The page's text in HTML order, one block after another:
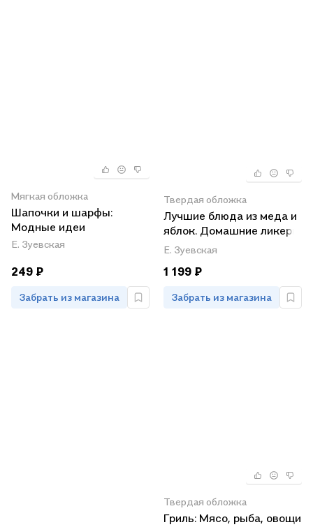
Мягкая обложка
Шапочки и шарфы:
Модные идеи
Е. Зуевская
249 ₽
Забрать из магазина
Твердая обложка
Лучшие блюда из меда и
яблок. Домашние ликеры
и наливки
Е. Зуевская
1 199 ₽
Забрать из магазина
Твердая обложка
Гриль: Мясо, рыба, овощи